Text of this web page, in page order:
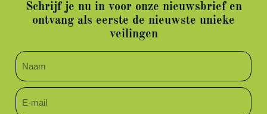
Schrijf je nu in voor onze nieuwsbrief en
ontvang als eerste de nieuwste unieke
veilingen